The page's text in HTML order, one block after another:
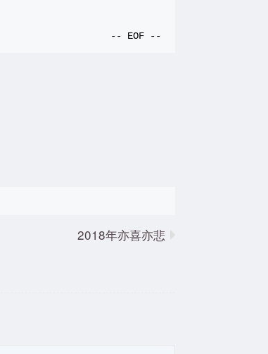
2018年亦喜亦悲